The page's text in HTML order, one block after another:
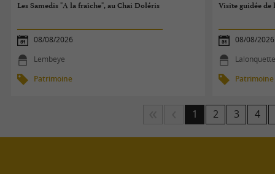
Les Samedis "A la fraîche", au Chai Doléris
08/08/2026
Lembeye
Patrimoine
Visite guidée
08/08/2026
Lalonquette
Patrimoine
1 2 3 4